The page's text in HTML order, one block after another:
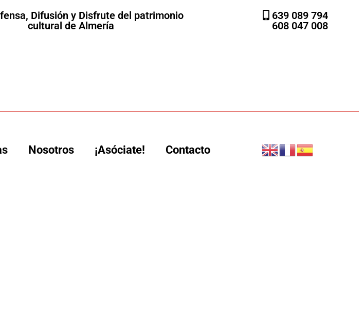
Difusión y Disfrute del patrimonio
cultural de Almería
639 089 794
608 047 008
Nosotros ¡Asóciate! Contacto